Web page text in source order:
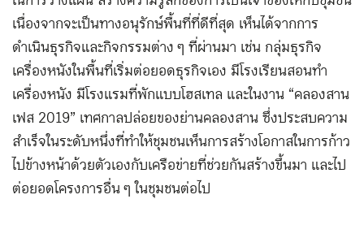
เนื่องจากจะเป็นทางอนุรักษ์พื้นที่ที่ดีที่สุด เห็นได้จากการ
ดำเนินธุรกิจและกิจกรรมต่าง ๆ ที่ผ่านมา เช่น กลุ่มธุรกิจ
เครื่องหนังในพื้นที่เริ่มต่อยอดธุรกิจเอง มีโรงเรียนสอนทำ
เครื่องหนัง มีโรงแรมที่พักแบบโฮสเทล และในงาน “คลองสาน
เฟส 2019” เทศกาลปล่อยของย่านคลองสาน ซึ่งประสบความ
สำเร็จในระดับหนึ่งที่ทำให้ชุมชนเห็นการสร้างโอกาสในการก้าว
ไปข้างหน้าด้วยตัวเองกับเครือข่ายที่ช่วยกันสร้างขึ้นมา และไป
ต่อยอดโครงการอื่น ๆ ในชุมชนต่อไป